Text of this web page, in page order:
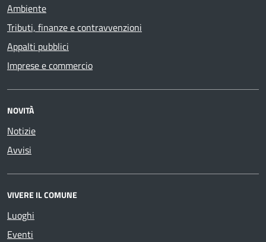
Ambiente
Tributi, finanze e contravvenzioni
Appalti pubblici
Imprese e commercio
NOVITÀ
Notizie
Avvisi
VIVERE IL COMUNE
Luoghi
Eventi